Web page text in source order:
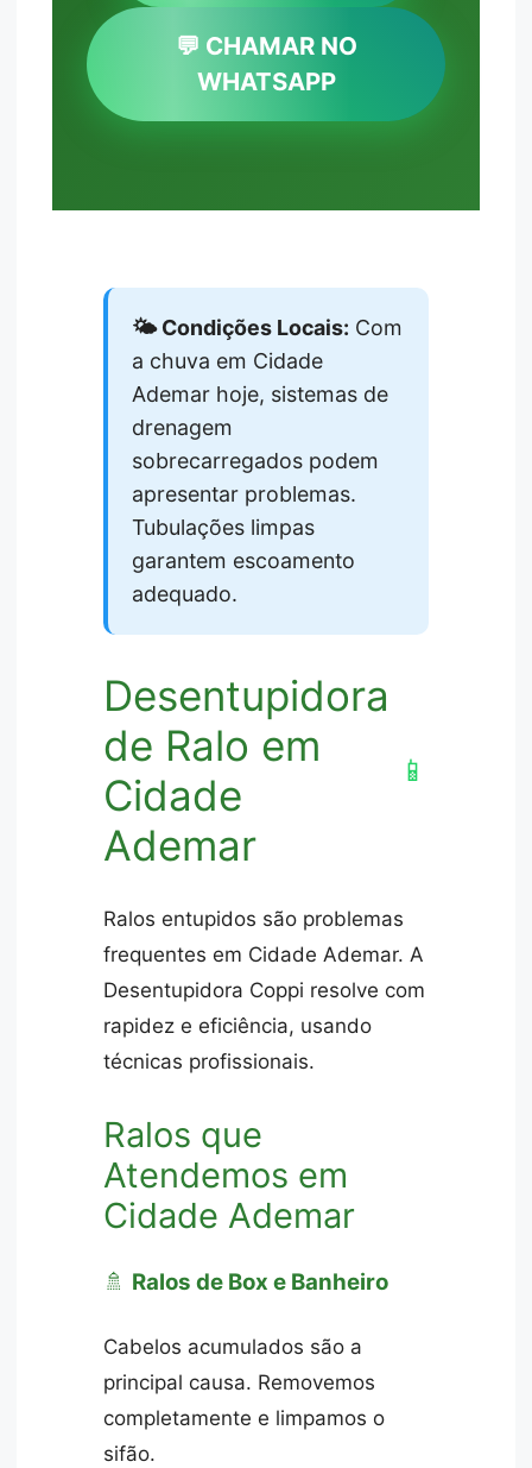
💬 CHAMAR NO
WHATSAPP
🌤️ Condições Locais: Com
a chuva em Cidade
Ademar hoje, sistemas de
drenagem
sobrecarregados podem
apresentar problemas.
Tubulações limpas
garantem escoamento
adequado.
Desentupidora
de Ralo em
Cidade
Ademar
📱
Ralos entupidos são problemas
frequentes em Cidade Ademar. A
Desentupidora Coppi resolve com
rapidez e eficiência, usando
técnicas profissionais.
Ralos que
Atendemos em
Cidade Ademar
🚿 Ralos de Box e Banheiro
Cabelos acumulados são a
principal causa. Removemos
completamente e limpamos o
sifão.